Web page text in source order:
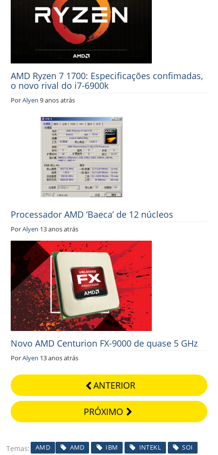
AMD Ryzen 7 1700: Especificações confimadas,
o novo rival do i7-6900k
PorAlyen 9 anos atrás
Processador AMD ‘Baeca’ de 12 núcleos
PorAlyen 13 anos atrás
Novo AMD Centurion FX-9000 de quase 5 GHz
PorAlyen 13 anos atrás
ANTERIOR
PRÓXIMO
Temas AMD AMD IBM INTEKL
SOI